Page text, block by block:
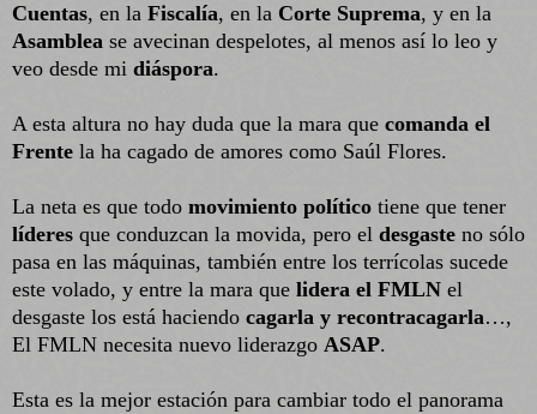
Cuentas, en la Fiscalía, en la Corte Suprema, y en la
Asamblea se avecinan despelotes, al menos así lo leo y
veo desde mi diáspora.
A esta altura no hay duda que la mara que comanda el
Frente la ha cagado de amores como Saúl Flores.
La neta es que todo movimiento político tiene que tener
líderes que conduzcan la movida, pero el desgaste no sólo
pasa en las máquinas, también entre los terrícolas sucede
este volado, y entre la mara que lidera el FMLN el
desgaste los está haciendo cagarla y recontracagarla…,
El FMLN necesita nuevo liderazgo ASAP.
Esta es la mejor estación para cambiar todo el panorama